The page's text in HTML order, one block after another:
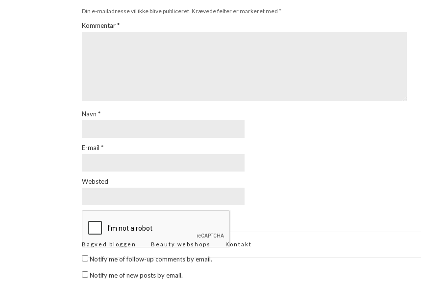
Din e-mailadresse vil ikke blive publiceret. Krævede felter er markeret med *
Kommentar*
Navn *
E-mail *
Websted
Notify me of follow-up comments by email.
Notify me of new posts by email.
Bagved bloggen Beauty webshops Kontakt